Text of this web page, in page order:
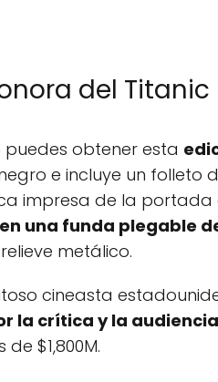
del Titanic
obtener esta
e incluye un folleto
impresa de la portada
una funda plegable
metálico.
cineasta
la crítica y la audiencia
$1,800M.